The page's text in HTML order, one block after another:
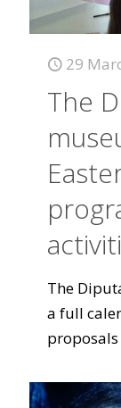
29
The
The
a full